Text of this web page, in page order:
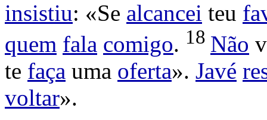
insistiu: «Se alcancei teu
quem fala comigo. 18 Não
te faça uma oferta». Javé
voltar».